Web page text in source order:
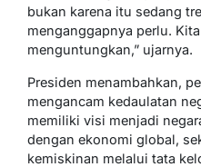
bukan karena itu sedang
menganggapnya perlu.
menguntungkan,” ujarnya.
Presiden menambahkan,
mengancam kedaulatan
memiliki visi menjadi
dengan ekonomi global,
kemiskinan melalui tata